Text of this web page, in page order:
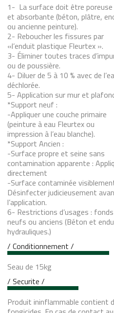
1- La surface doit être poreuse
et absorbante (béton, plâtre,
ou ancienne peinture).
2- Reboucher les fissures par
«l’enduit plastique Fleurtex ».
3- Éliminer toutes traces
ou de poussière.
4- Diluer de 5 à 10 % avec de
déchlorée.
5- Application sur mur et
*Support neuf :
-Appliquer une couche primaire
(peinture à eau Fleurtex ou
impression à l’eau blanche).
*Support Ancien :
-Surface propre et seine sans
contamination apparente :
directement
-Surface contaminée
Désinfecter judicieusement
l’application.
6- Restrictions d’usages :
neufs ou anciens (Béton et
hydrauliques.)
/ Conditionnement /
Seau de 15kg
/ Securite /
Produit ininflammable contient